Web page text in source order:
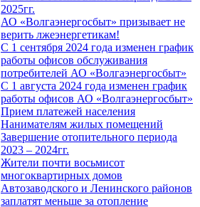
2025гг.
АО «Волгаэнергосбыт» призывает не
верить лжеэнергетикам!
С 1 сентября 2024 года изменен график
работы офисов обслуживания
потребителей АО «Волгаэнергосбыт»
С 1 августа 2024 года изменен график
работы офисов АО «Волгаэнергосбыт»
Прием платежей населения
Нанимателям жилых помещений
Завершение отопительного периода
2023 – 2024гг.
Жители почти восьмисот
многоквартирных домов
Автозаводского и Ленинского районов
заплатят меньше за отопление